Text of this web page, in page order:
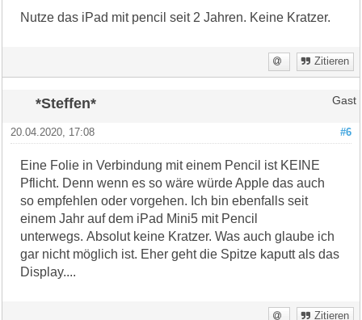
Nutze das iPad mit pencil seit 2 Jahren. Keine Kratzer.
Zitieren
*Steffen* Gast
#6
20.04.2020, 17:08
Eine Folie in Verbindung mit einem Pencil ist KEINE
Pflicht. Denn wenn es so wäre würde Apple das auch
so empfehlen oder vorgehen. Ich bin ebenfalls seit
einem Jahr auf dem iPad Mini5 mit Pencil
unterwegs. Absolut keine Kratzer. Was auch glaube ich
gar nicht möglich ist. Eher geht die Spitze kaputt als das
Display....
Zitieren